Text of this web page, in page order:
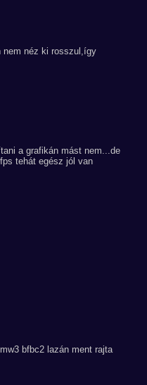
nem néz ki rosszul,így
a grafikán mást nem...de
tehát egész jól van
bfbc2 lazán ment rajta